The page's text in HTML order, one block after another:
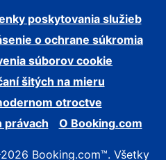
poskytovania služieb
o ochrane súkromia
súborov cookie
šitých na mieru
otroctve
právach
O Booking.com
Booking.com™. Všetky